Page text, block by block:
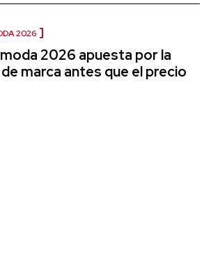
2026
2026 apuesta por la
marca antes que el precio